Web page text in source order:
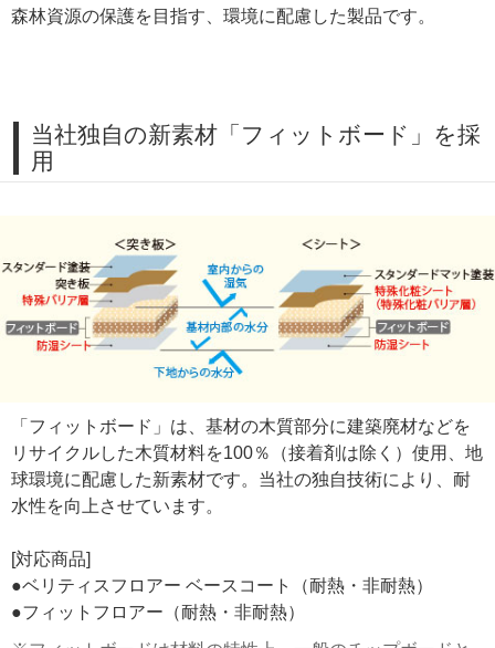
森林資源の保護を目指す、環境に配慮した製品です。
当社独自の新素材「フィットボード」を採
用
「フィットボード」は、基材の木質部分に建築廃材などを
リサイクルした木質材料を100％（接着剤は除く）使用、地
球環境に配慮した新素材です。当社の独自技術により、耐
水性を向上させています。
[対応商品]
●ベリティスフロアー ベースコート（耐熱・非耐熱）
●フィットフロアー（耐熱・非耐熱）